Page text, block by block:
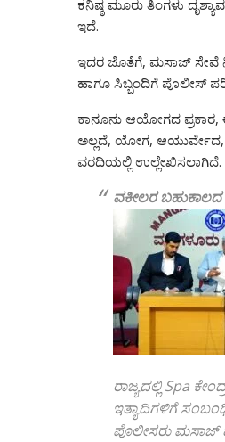
ಕನಿಷ್ಠ ಮೂರು ತಿಂಗಳು
ಇದೆ.
ಇದರ ಜೊತೆಗೆ, ಮಸಾಜ್ ಸೇವೆ
ಹಾಗೂ ಸಿಬ್ಬಂದಿಗೆ ಪೊಲೀಸ್
ಕಾನೂನು ಆಯೋಗದ
ಅಲ್ಲದೆ, ಯೋಗ, ಆಯುರ್ವೇದ,
ವರದಿಯಲ್ಲಿ ಉಲ್ಲೇಖಿಸಲಾಗಿದೆ.
ವಕೀಲರ ಬಹುಕಾಲದ
ರಾಜ್ಯದಲ್ಲಿ Spa
ಇತ್ಯಾದಿಗಳಿಗೆ
ಪೊಲೀಸರು ಮಸಾಜ್